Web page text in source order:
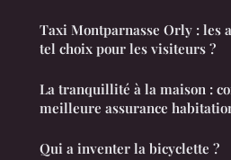
Taxi Montparnasse Orly : les
tel choix pour les visiteurs ?
La tranquillité à la maison :
meilleure assurance
Qui a inventer la bicyclette ?